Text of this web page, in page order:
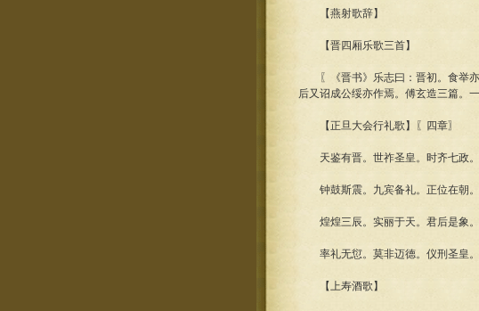
【燕射歌辞】
【晋四厢乐歌三首】
〖《晋书》乐志曰：晋初。食举亦
后又诏成公绥亦作焉。傅玄造三篇。
【正旦大会行礼歌】〖四章〗
天鉴有晋。世祚圣皇。时齐七政。
钟鼓斯震。九宾备礼。正位在朝。
煌煌三辰。实丽于天。君后是象。
率礼无愆。莫非迈德。仪刑圣皇。
【上寿酒歌】